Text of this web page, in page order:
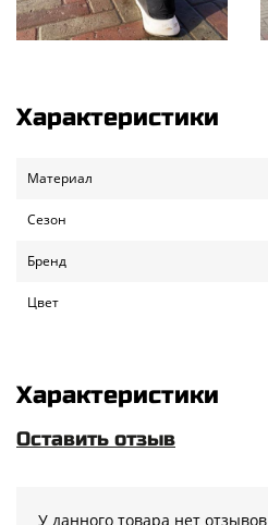
Характеристики
Материал
Сезон
Бренд
Цвет
Характеристики
Оставить отзыв
У данного товара нет отзывов